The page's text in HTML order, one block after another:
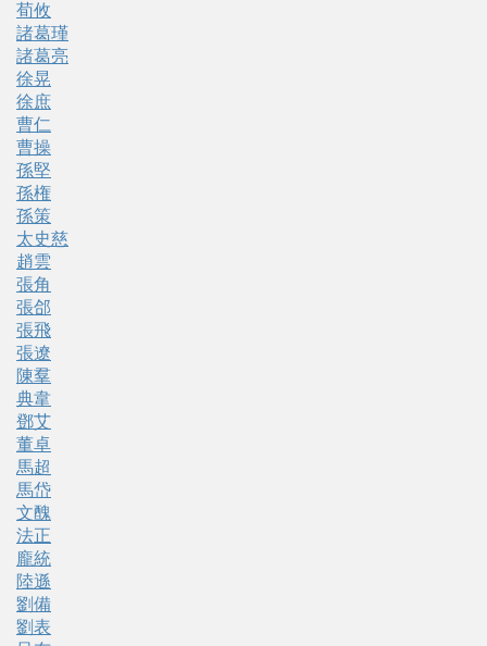
荀攸
諸葛瑾
諸葛亮
徐晃
徐庶
曹仁
曹操
孫堅
孫権
孫策
太史慈
趙雲
張角
張郃
張飛
張遼
陳羣
典韋
鄧艾
董卓
馬超
馬岱
文醜
法正
龐統
陸遜
劉備
劉表